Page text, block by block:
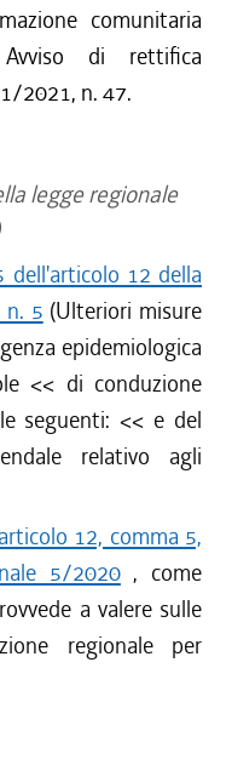
comunitaria
di rettifica
2021, n. 47.
legge regionale
dell'articolo 12 della
n. 5 (Ulteriori misure
epidemiologica
<< di conduzione
seguenti: << e del
relativo agli
articolo 12, comma 5,
5/2020, come
a valere sulle
regionale per